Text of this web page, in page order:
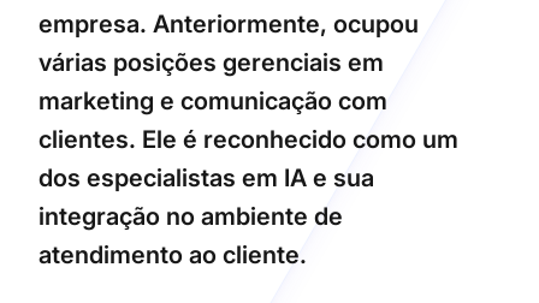
empresa. Anteriormente, ocupou
várias posições gerenciais em
marketing e comunicação com
clientes. Ele é reconhecido como um
dos especialistas em IA e sua
integração no ambiente de
atendimento ao cliente.